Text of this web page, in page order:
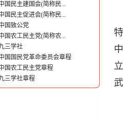
国民主建国会(简称民...
国民主促进会(简称民...
国致公党
国农工民主党(简称农...
三学社
国国民党革命委员会章程
国农工民主党章程
三学社章程